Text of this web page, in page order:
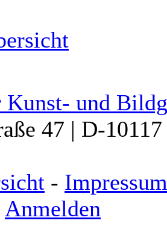
und
47 | D-
- Impressum
Anmelden